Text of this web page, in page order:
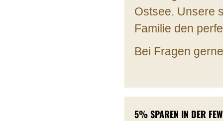
Ostsee. Unsere
Familie den
Bei Fragen
5% SPAREN IN DER